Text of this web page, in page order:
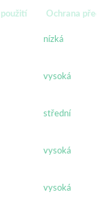
Ochrana před
nízká
vysoká
střední
vysoká
vysoká